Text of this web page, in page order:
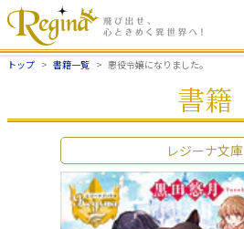
トップ 書籍一覧 悪役令嬢になりました。
書籍
レジーナ文庫